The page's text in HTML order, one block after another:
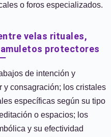
o foros especializados.
velas rituales,
protectores
de intención y
y consagración; los cristales
específicas según su tipo
o espacios; los
y su efectividad